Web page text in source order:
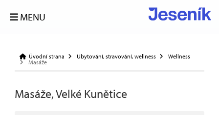
MENU
Úvodní strana Ubytování, stravování, wellness
Wellness
Masáže
Masáže, Velké Kunětice